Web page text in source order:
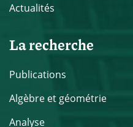
Actualités
La recherche
Publications
Algèbre et géométrie
Analyse